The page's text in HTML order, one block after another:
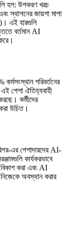
হল: উপকরণ খরচ
স্থাপনের জায়গা মাপা
এই হারগুলি
বর্তমান AI
পরিবর্তনের
পেশা ঐতিহ্যবাহী
কর্মীদের
উচিত।
এর পেশাদারদের AI-
কার্যকরভাবে
করা এবং AI
অবস্থান করার